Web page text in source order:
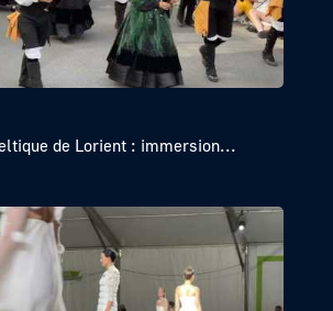
de Lorient : immersion...